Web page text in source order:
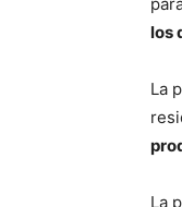
los
La
La